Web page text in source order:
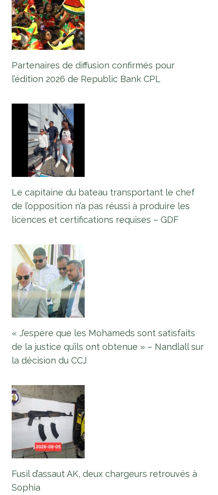
Partenaires de diffusion confirmés pour
l’édition 2026 de Republic Bank CPL
Le capitaine du bateau transportant le chef
de l’opposition n’a pas réussi à produire les
licences et certifications requises – GDF
« J’espère que les Mohameds sont satisfaits
de la justice qu’ils ont obtenue » – Nandlall sur
la décision du CCJ
Fusil d’assaut AK, deux chargeurs retrouvés à
Sophia